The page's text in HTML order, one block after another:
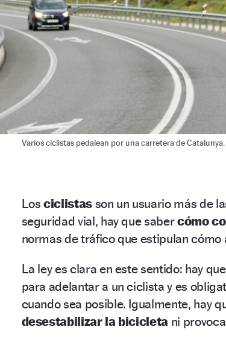
Varios ciclistas pedalean por una carretera de Catalunya.
Losciclistasson un usuario más de
seguridad vial, hay que sabercómo
normas de tráfico que estipulan
La ley es clara en este sentido: hay
para adelantar a un ciclista y es
cuando sea posible. Igualmente, hay
desestabilizar la bicicleta ni